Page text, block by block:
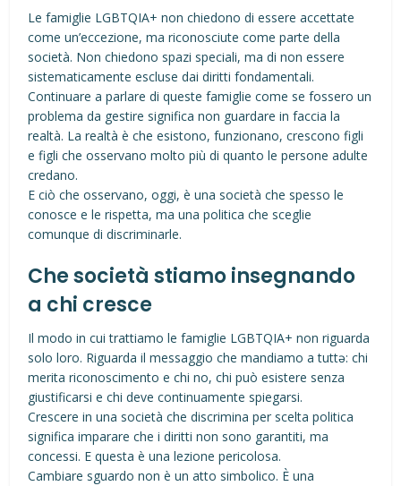
Le famiglie LGBTQIA+ non chiedono di essere accettate
come un’eccezione, ma riconosciute come parte della
società. Non chiedono spazi speciali, ma di non essere
sistematicamente escluse dai diritti fondamentali.
Continuare a parlare di queste famiglie come se fossero un
problema da gestire significa non guardare in faccia la
realtà. La realtà è che esistono, funzionano, crescono figli
e figli che osservano molto più di quanto le persone adulte
credano.
E ciò che osservano, oggi, è una società che spesso le
conosce e le rispetta, ma una politica che sceglie
comunque di discriminarle.
Che società stiamo insegnando
a chi cresce
Il modo in cui trattiamo le famiglie LGBTQIA+ non riguarda
solo loro. Riguarda il messaggio che mandiamo a tuttə: chi
merita riconoscimento e chi no, chi può esistere senza
giustificarsi e chi deve continuamente spiegarsi.
Crescere in una società che discrimina per scelta politica
significa imparare che i diritti non sono garantiti, ma
concessi. E questa è una lezione pericolosa.
Cambiare sguardo non è un atto simbolico. È una